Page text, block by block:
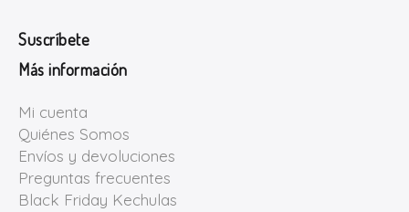
Suscríbete
Más información
Mi cuenta
Quiénes Somos
Envíos y devoluciones
Preguntas frecuentes
Black Friday Kechulas